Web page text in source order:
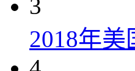
3
2018年